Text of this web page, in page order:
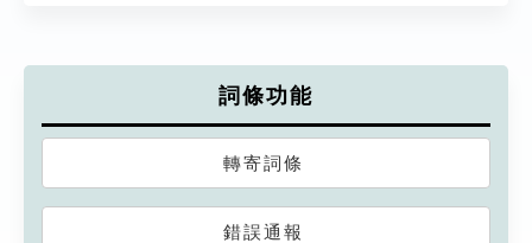
詞條功能
轉寄詞條
錯誤通報